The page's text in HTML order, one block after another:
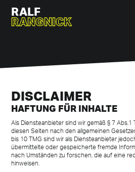
RALF
RANGNICK
DISCLAIMER
HAFTUNG FÜR INHALTE
Als Diensteanbieter sind wir gemäß § 7
diesen Seiten nach den allgemeinen
bis 10 TMG sind wir als Diensteanbieter
übermittelte oder gespeicherte fremde
nach Umständen zu forschen, die auf eine
hinweisen.